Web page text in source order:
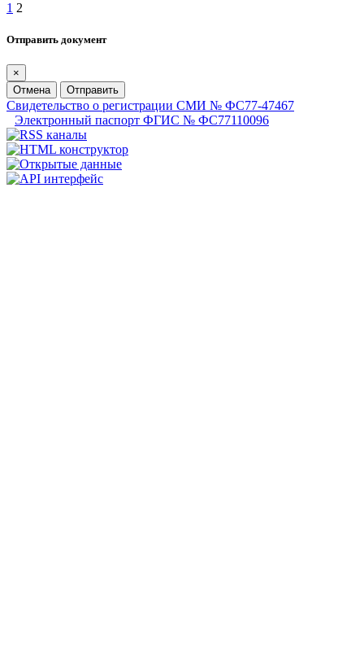
1 2
Отправить документ
×
Отмена
Отправить
Свидетельство о регистрации СМИ № ФС77-47467
Электронный паспорт ФГИС № ФС77110096